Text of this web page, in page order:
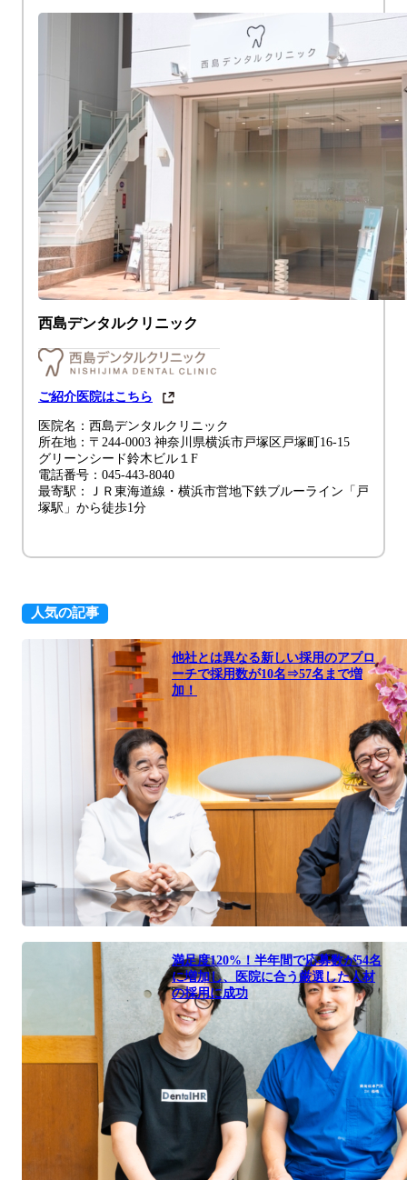
西島デンタルクリニック
ご紹介医院はこちら
医院名：西島デンタルクリニック
所在地：〒244-0003 神奈川県横浜市戸塚区戸塚町16-15
グリーンシード鈴木ビル１F
電話番号：045-443-8040
最寄駅：ＪＲ東海道線・横浜市営地下鉄ブルーライン「戸
塚駅」から徒歩1分
人気の記事
他社とは異なる新しい採用のアプロ
ーチで採用数が10名⇒57名まで増
加！
満足度120%！半年間で応募数が54名
に増加し、医院に合う厳選した人材
の採用に成功